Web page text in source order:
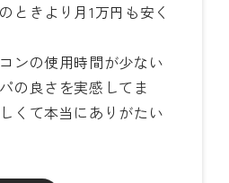
ときより月1万円も安く
ンの使用時間が少ない
の良さを実感してま
くて本当にありがたい